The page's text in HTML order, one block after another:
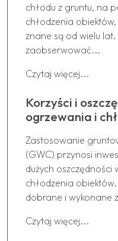
chłodu z gruntu, na
chłodzenia obiektów,
znane są od wielu
zaobserwować...
Czytaj więcej...
Korzyści i
ogrzewania i
Zastosowanie
(GWC) przynosi
dużych
chłodzenia
dobrane i wykonane
Czytaj więcej...